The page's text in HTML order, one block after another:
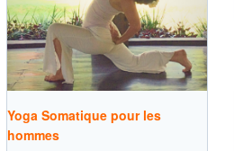
Yoga Somatique pour les
hommes